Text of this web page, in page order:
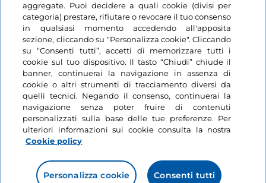
aggregate. Puoi decidere a quali cookie (divisi per
categoria) prestare, rifiutare o revocare il tuo consenso
in qualsiasi momento accedendo all'apposita
sezione, cliccando su "Personalizza cookie". Cliccando
su “Consenti tutti”, accetti di memorizzare tutti i
cookie sul tuo dispositivo. Il tasto “Chiudi” chiude il
banner, continuerai la navigazione in assenza di
cookie o altri strumenti di tracciamento diversi da
quelli tecnici. Negando il consenso, continuerai la
navigazione senza poter fruire di contenuti
personalizzati sulla base delle tue preferenze. Per
ulteriori informazioni sui cookie consulta la nostra
Cookie policy
Personalizza cookie Consenti tutti